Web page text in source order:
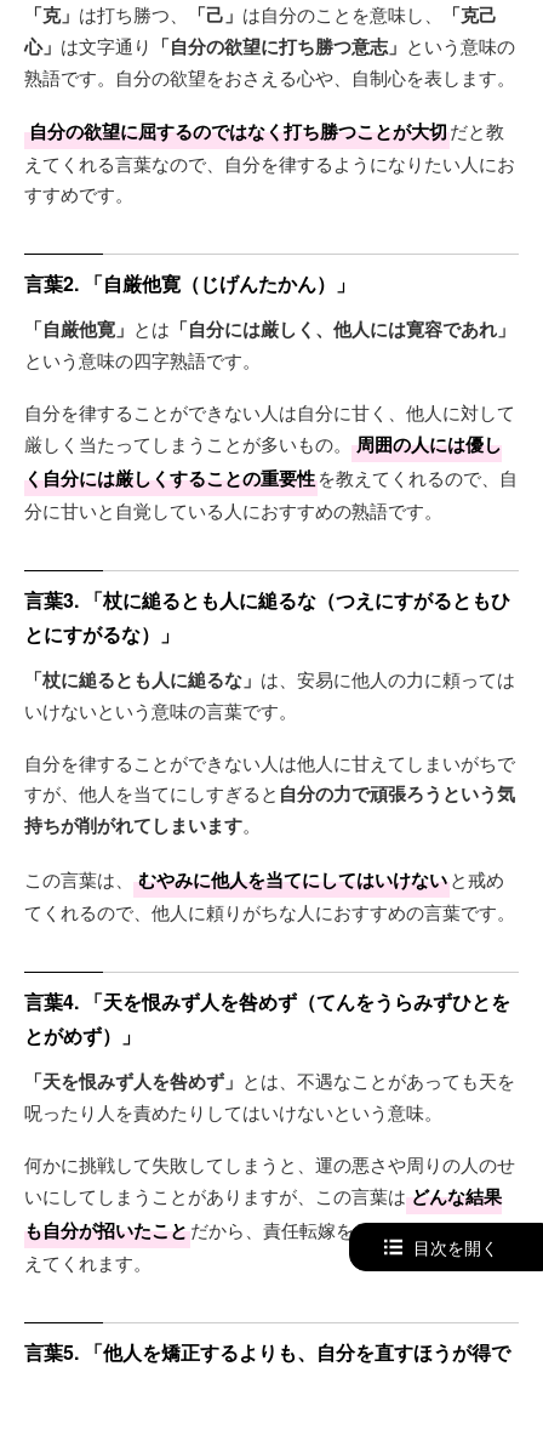
「克」 は打ち勝つ、 「己」 は自分のことを意味し、
「克己
心」 は文字通り 「自分の欲望に打ち勝つ意志」 という意味の
熟語です。自分の欲望をおさえる心や、自制心を表します。
自分の欲望に屈するのではなく打ち勝つことが大切だと教
えてくれる言葉なので、自分を律するようになりたい人にお
すすめです。
言葉2. 「自厳他寛（じげんたかん）」
「自厳他寛」 とは 「自分には厳しく、他人には寛容であれ」
という意味の四字熟語です。
自分を律することができない人は自分に甘く、他人に対して
厳しく当たってしまうことが多いもの。
周囲の人には優し
く自分には厳しくすることの重要性を教えてくれるので、自
分に甘いと自覚している人におすすめの熟語です。
言葉3. 「杖に縋るとも人に縋るな（つえにすがるともひ
とにすがるな）」
「杖に縋るとも人に縋るな」 は、安易に他人の力に頼っては
いけないという意味の言葉です。
自分を律することができない人は他人に甘えてしまいがちで
すが、他人を当てにしすぎると 自分の力で頑張ろうという気
持ちが削がれてしまいます。
この言葉は、 むやみに他人を当てにしてはいけないと戒め
てくれるので、他人に頼りがちな人におすすめの言葉です。
言葉4. 「天を恨みず人を咎めず（てんをうらみずひとを
とがめず）」
「天を恨みず人を咎めず」 とは、不遇なことがあっても天を
呪ったり人を責めたりしてはいけないという意味。
何かに挑戦して失敗してしまうと、運の悪さや周りの人のせ
いにしてしまうことがありますが、この言葉は どんな結果
も自分が招いたことだから、責任転嫁をしてはいけないと教
えてくれます。
言葉5. 「他人を矯正するよりも、自分を直すほうが得で
目次を開く